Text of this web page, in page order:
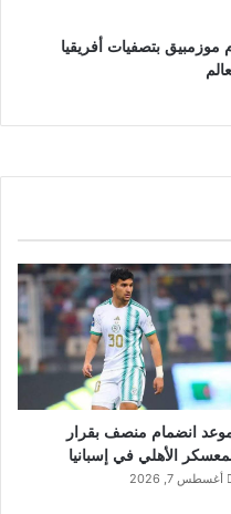
موزمبيق بتصفيات أفريقيا
انضمام منصف بقرار
الأهلي في إسبانيا
أغسطس 7, 2026